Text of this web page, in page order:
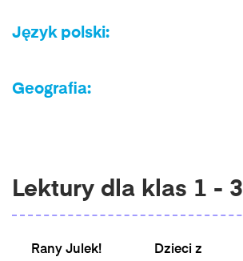
Język polski:
Geografia:
Lektury dla klas 1 - 3
Rany Julek!
Dzieci z